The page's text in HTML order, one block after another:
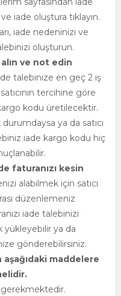
iade oluştura tıklayın.
iade nedeninizi ve
oluşturun.
ve not edin
talebinize en geç 2 iş
tercihine göre
kodu üretilecektir.
ya da satıcı
iade kargo kodu hiç
faturanızı kesin
alabilmek için satıcı
düzenlemeniz
iade talebinizi
yükleyebilir ya da
gönderebilirsiniz.
maddelere
gerekmektedir.